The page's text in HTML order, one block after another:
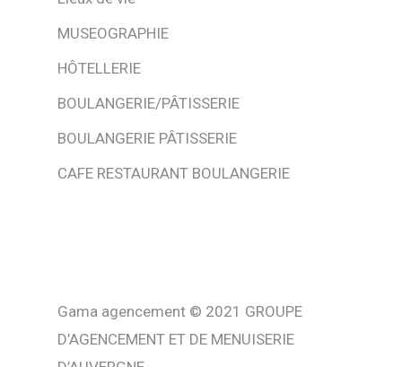
MUSEOGRAPHIE
HÔTELLERIE
BOULANGERIE/PÂTISSERIE
BOULANGERIE PÂTISSERIE
CAFE RESTAURANT BOULANGERIE
Gama agencement © 2021 GROUPE
D’AGENCEMENT ET DE MENUISERIE